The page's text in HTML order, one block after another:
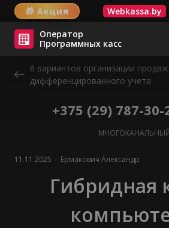
🎁 Акция
Webkassa.by
Оператор
Программных касс
6 вариантов организации
дифференцированного учета
+375 (29) 787-30-
11.11.2025 · Ермакович Александр
Гибридная